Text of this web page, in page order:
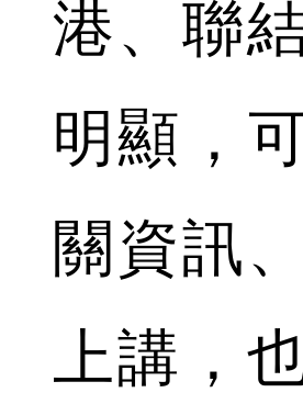
港、聯
明顯，
關資訊
上講，